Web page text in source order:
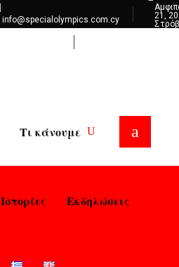
info@specialolympics.com.cy
21,
Τι κάνουμε
Ιστορίες Εκδηλώσεις